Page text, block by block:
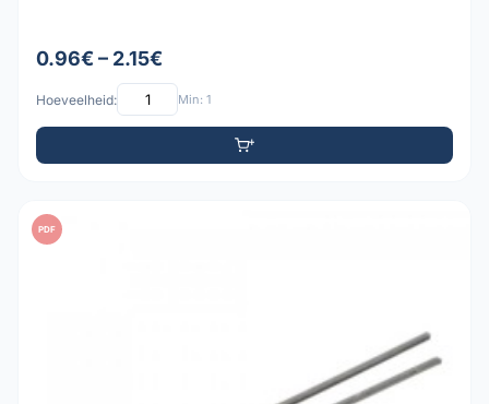
0.96€ – 2.15€
Hoeveelheid: Min: 1
PDF